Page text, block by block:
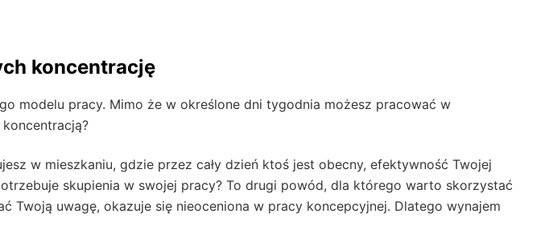
koncentrację
modelu pracy. Mimo że w określone dni tygodnia możesz pracować w
w mieszkaniu, gdzie przez cały dzień ktoś jest obecny, efektywność Twojej
skupienia w swojej pracy? To drugi powód, dla którego warto skorzystać
Twoją uwagę, okazuje się nieoceniona w pracy koncepcyjnej. Dlatego wynajem